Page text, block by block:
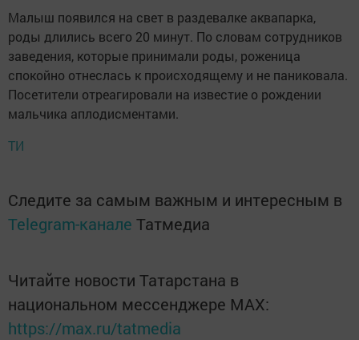
Малыш появился на свет в раздевалке аквапарка,
роды длились всего 20 минут. По словам сотрудников
заведения, которые принимали роды, роженица
спокойно отнеслась к происходящему и не паниковала.
Посетители отреагировали на известие о рождении
мальчика аплодисментами.
ТИ
Следите за самым важным и интересным в
Telegram-канале Татмедиа
Читайте новости Татарстана в
национальном мессенджере MАХ:
https://max.ru/tatmedia